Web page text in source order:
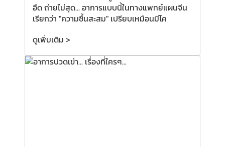
อืด ถ่ายไม่สุด... อาการแบบนี้ในทางแพทย์แผนจีน
เรียกว่า "ความชื้นสะสม" เปรียบเหมือนมีโค
ดูเพิ่มเติม >